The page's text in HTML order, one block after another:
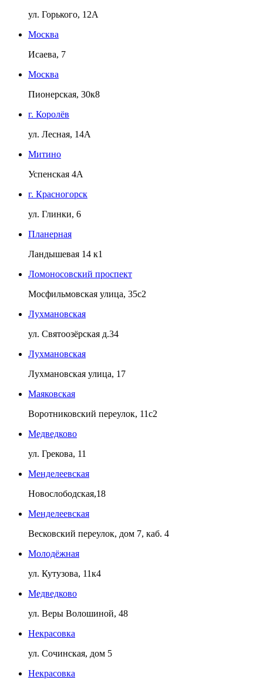
ул. Горького, 12А
Москва
Исаева, 7
Москва
Пионерская, 30к8
г. Королёв
ул. Лесная, 14А
Митино
Успенская 4А
г. Красногорск
ул. Глинки, 6
Планерная
Ландышевая 14 к1
Ломоносовский проспект
Мосфильмовская улица, 35с2
Лухмановская
ул. Святоозёрская д.34
Лухмановская
Лухмановская улица, 17
Маяковская
Воротниковский переулок, 11с2
Медведково
ул. Грекова, 11
Менделеевская
Новослободская,18
Менделеевская
Весковский переулок, дом 7, каб. 4
Молодёжная
ул. Кутузова, 11к4
Медведково
ул. Веры Волошиной, 48
Некрасовка
ул. Сочинская, дом 5
Некрасовка